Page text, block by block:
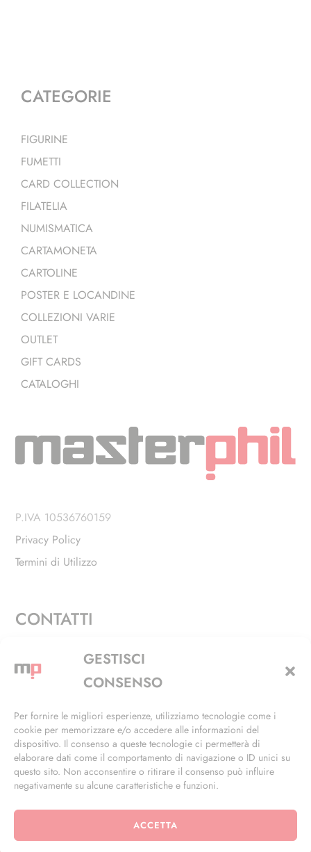
GESTISCI
CONSENSO
Per fornire le migliori esperienze, utilizziamo tecnologie come i
cookie per memorizzare e/o accedere alle informazioni del
dispositivo. Il consenso a queste tecnologie ci permetterà di
elaborare dati come il comportamento di navigazione o ID unici su
questo sito. Non acconsentire o ritirare il consenso può influire
negativamente su alcune caratteristiche e funzioni.
ACCETTA
CATEGORIE
FIGURINE
FUMETTI
CARD COLLECTION
FILATELIA
NUMISMATICA
CARTAMONETA
CARTOLINE
POSTER E LOCANDINE
COLLEZIONI VARIE
OUTLET
GIFT CARDS
CATALOGHI
P.IVA 10536760159
Privacy Policy
Termini di Utilizzo
CONTATTI
Via Alfieri, 27 - Trezzano Sul Naviglio (MI)
+39 02 4846 3155
info@masterphil.it